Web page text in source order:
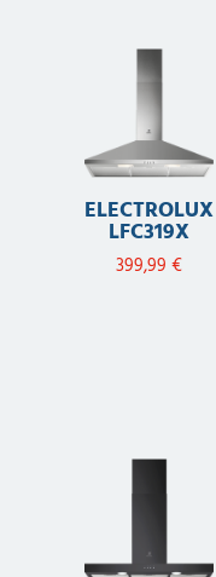
ELECTROLUX
LFC319X
399,99 €